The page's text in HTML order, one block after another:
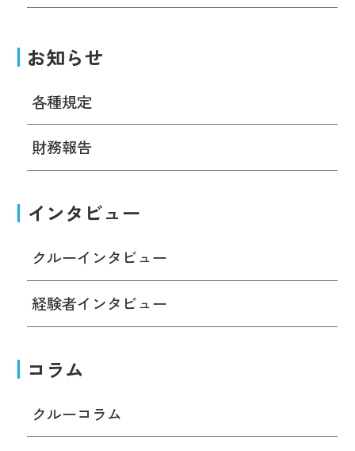
お知らせ
各種規定
財務報告
インタビュー
クルーインタビュー
経験者インタビュー
コラム
クルーコラム